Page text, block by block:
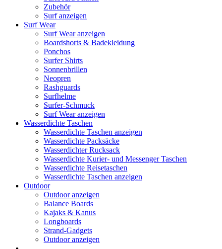
Zubehör
Surf anzeigen
Surf Wear
Surf Wear anzeigen
Boardshorts & Badekleidung
Ponchos
Surfer Shirts
Sonnenbrillen
Neopren
Rashguards
Surfhelme
Surfer-Schmuck
Surf Wear anzeigen
Wasserdichte Taschen
Wasserdichte Taschen anzeigen
Wasserdichte Packsäcke
Wasserdichter Rucksack
Wasserdichte Kurier- und Messenger Taschen
Wasserdichte Reisetaschen
Wasserdichte Taschen anzeigen
Outdoor
Outdoor anzeigen
Balance Boards
Kajaks & Kanus
Longboards
Strand-Gadgets
Outdoor anzeigen